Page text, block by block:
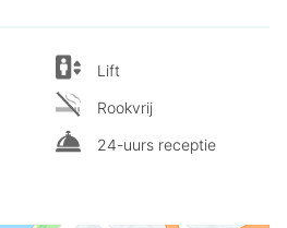
Lift
Rookvrij
24-uurs receptie